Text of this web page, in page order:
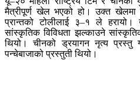
मैत्रीपूर्ण खेल भएको हो। उक्त खेलमा
प्रान्तको टोलीलाई ३–१ ले
सांस्कृतिक विविधता झल्काउने
थियो। चीनको ड्रयागन नृत्य प्रस्तु
पन्चेबाजाको प्रस्तुती थियो।